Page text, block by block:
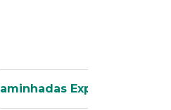
Experientes